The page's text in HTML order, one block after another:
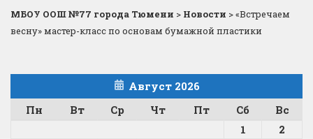
МБОУ ООШ №77 города Тюмени > Новости >«Встречаем
весну» мастер-класс по основам бумажной пластики
Август 2026
Пн
Вт Ср Чт Пт Сб
Вс
1
2